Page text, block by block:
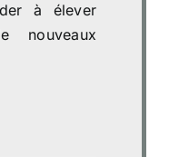
à élever
nouveaux